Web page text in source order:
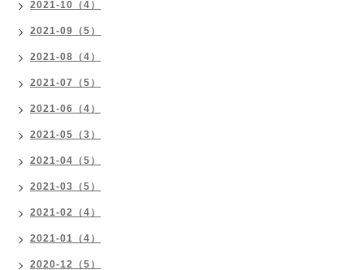
2021-10（4）
2021-09（5）
2021-08（4）
2021-07（5）
2021-06（4）
2021-05（3）
2021-04（5）
2021-03（5）
2021-02（4）
2021-01（4）
2020-12（5）